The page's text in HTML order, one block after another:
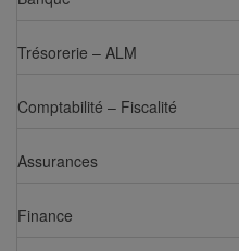
Trésorerie – ALM
Comptabilité – Fiscalité
Assurances
Finance